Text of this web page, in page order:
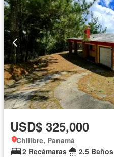
USD$ 325,000
Chilibre, Panamá
2 Recámaras
2.5 Baños